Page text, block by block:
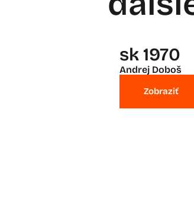
sk 1970
Andrej Doboš
Zobraziť